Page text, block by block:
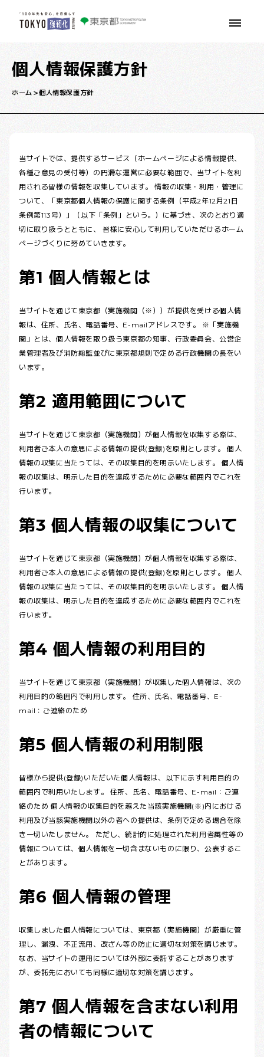
本文へ移動
個人情報保護方針
ホーム 個人情報保護方針
当サイトでは、提供するサービス（ホームページによる情報提供、
各種ご意見の受付等）の円滑な運営に必要な範囲で、当サイトを利
用される皆様の情報を収集しています。 情報の収集・利用・管理に
ついて、「東京都個人情報の保護に関する条例（平成2年12月21日
条例第113号）」（以下「条例」という。）に基づき、次のとおり適
切に取り扱うとともに、 皆様に安心して利用していただけるホーム
ページづくりに努めていきます。
第1 個人情報とは
当サイトを通じて東京都（実施機関（※））が提供を受ける個人情
報は、住所、氏名、電話番号、E-mailアドレスです。 ※「実施機
関」とは、個人情報を取り扱う東京都の知事、行政委員会、公営企
業管理者及び消防総監並びに東京都規則で定める行政機関の長をい
います。
第2 適用範囲について
当サイトを通じて東京都（実施機関）が個人情報を収集する際は、
利用者ご本人の意思による情報の提供(登録)を原則とします。 個人
情報の収集に当たっては、その収集目的を明示いたします。 個人情
報の収集は、明示した目的を達成するために必要な範囲内でこれを
行います。
第3 個人情報の収集について
当サイトを通じて東京都（実施機関）が個人情報を収集する際は、
利用者ご本人の意思による情報の提供(登録)を原則とします。 個人
情報の収集に当たっては、その収集目的を明示いたします。 個人情
報の収集は、明示した目的を達成するために必要な範囲内でこれを
行います。
第4 個人情報の利用目的
当サイトを通じて東京都（実施機関）が収集した個人情報は、次の
利用目的の範囲内で利用します。 住所、氏名、電話番号、E-
mail：ご連絡のため
第5 個人情報の利用制限
皆様から提供(登録)いただいた個人情報は、以下に示す利用目的の
範囲内で利用いたします。 住所、氏名、電話番号、E-mail：ご連
絡のため 個人情報の収集目的を越えた当該実施機関(※)内における
利用及び当該実施機関以外の者への提供は、条例で定める場合を除
き一切いたしません。 ただし、統計的に処理された利用者属性等の
情報については、個人情報を一切含まないものに限り、公表するこ
とがあります。
第6 個人情報の管理
収集しました個人情報については、東京都（実施機関）が厳重に管
理し、漏洩、不正流用、改ざん等の防止に適切な対策を講じます。
なお、当サイトの運用については外部に委託することがあります
が、委託先においても同様に適切な対策を講じます。
第7 個人情報を含まない利用
者の情報について